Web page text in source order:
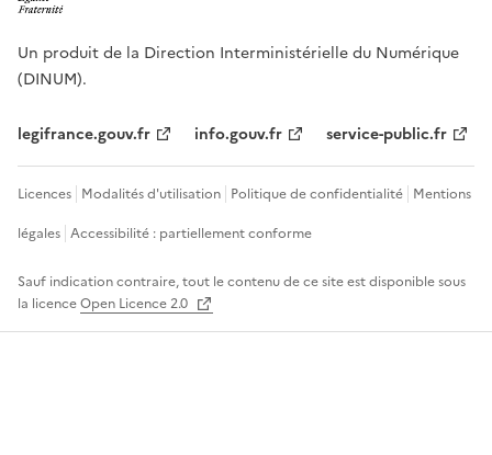
Un produit de la Direction Interministérielle du Numérique
(DINUM).
legifrance.gouv.fr info.gouv.fr service-public.fr
Licences Modalités d'utilisation Politique de confidentialité Mentions
légales Accessibilité : partiellement conforme
Sauf indication contraire, tout le contenu de ce site est disponible sous
la licenceOpen Licence 2.0